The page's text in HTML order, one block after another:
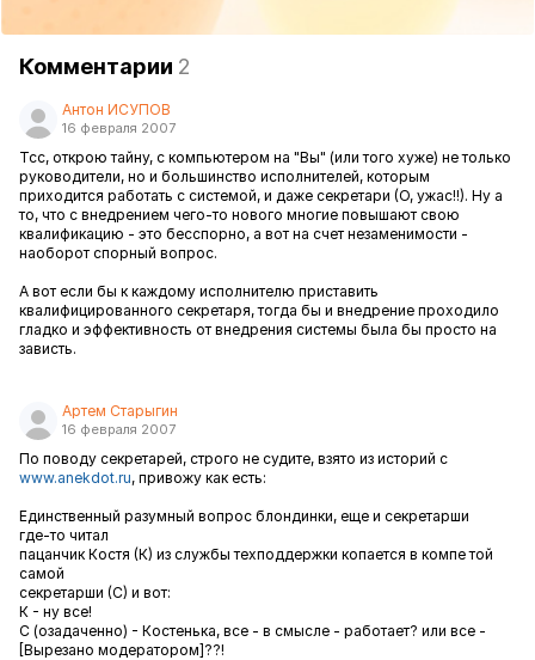
Комментарии 2
Антон ИСУПОВ
16 февраля 2007
Тсс, открою тайну, с компьютером на "Вы" (или того хуже) не только
руководители, но и большинство исполнителей, которым
приходится работать с системой, и даже секретари (О, ужас!!). Ну а
то, что с внедрением чего-то нового многие повышают свою
квалификацию - это бесспорно, а вот на счет незаменимости -
наоборот спорный вопрос.
А вот если бы к каждому исполнителю приставить
квалифицированного секретаря, тогда бы и внедрение проходило
гладко и эффективность от внедрения системы была бы просто на
зависть.
Артем Старыгин
16 февраля 2007
По поводу секретарей, строго не судите, взято из историй с
www.anekdot.ru, привожу как есть:
Единственный разумный вопрос блондинки, еще и секретарши
где-то читал
пацанчик Костя (К) из службы техподдержки копается в компе той
самой
секретарши (С) и вот:
К - ну все!
С (озадаченно) - Костенька, все - в смысле - работает? или все -
[Вырезано модератором] ??!